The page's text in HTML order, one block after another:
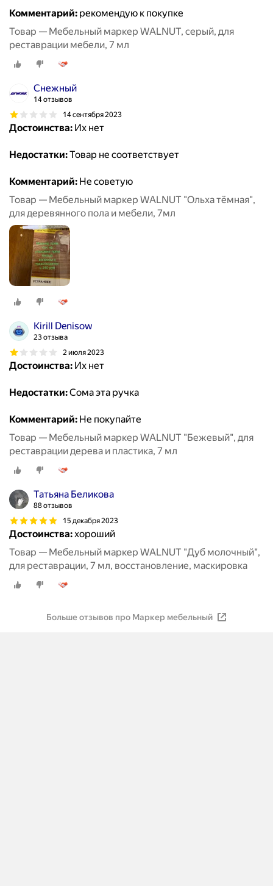
Комментарий: рекомендую к покупке
Товар — Мебельный маркер WALNUT, серый, для
реставрации мебели, 7 мл
Снежный
14 отзывов
14 сентября 2023
Достоинства: Их нет
Недостатки:Товар не соответствует
Комментарий: Не советую
Товар — Мебельный маркер WALNUT "Ольха тёмная",
для деревянного пола и мебели, 7мл
Kirill Denisow
23 отзыва
2 июля 2023
Достоинства: Их нет
Недостатки:Сома эта ручка
Комментарий: Не покупайте
Товар — Мебельный маркер WALNUT "Бежевый", для
реставрации дерева и пластика, 7 мл
Татьяна Беликова
88 отзывов
15 декабря 2023
Достоинства:хороший
Товар — Мебельный маркер WALNUT "Дуб молочный",
для реставрации, 7 мл, восстановление, маскировка
Больше отзывов про Маркер мебельный